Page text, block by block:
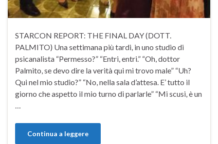
STARCON REPORT: THE FINAL DAY (DOTT.
PALMITO) Una settimana più tardi, in uno studio di
psicanalista “Permesso?” “Entri, entri.” “Oh, dottor
Palmito, se devo dire la verità qui mi trovo male” “Uh?
Qui nel mio studio?” “No, nella sala d’attesa. E’ tutto il
giorno che aspetto il mio turno di parlarle” “Mi scusi, è un
Continua a leggere